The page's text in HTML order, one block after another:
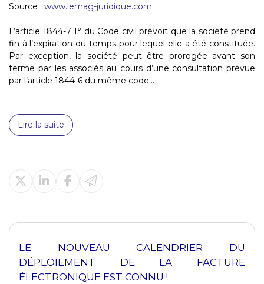
Source : www.lemag-juridique.com
L’article 1844-7 1° du Code civil prévoit que la société prend
fin à l’expiration du temps pour lequel elle a été constituée.
Par exception, la société peut être prorogée avant son
terme par les associés au cours d’une consultation prévue
par l’article 1844-6 du même code...
Lire la suite
LE NOUVEAU CALENDRIER DU
DÉPLOIEMENT DE LA FACTURE
ÉLECTRONIQUE EST CONNU !